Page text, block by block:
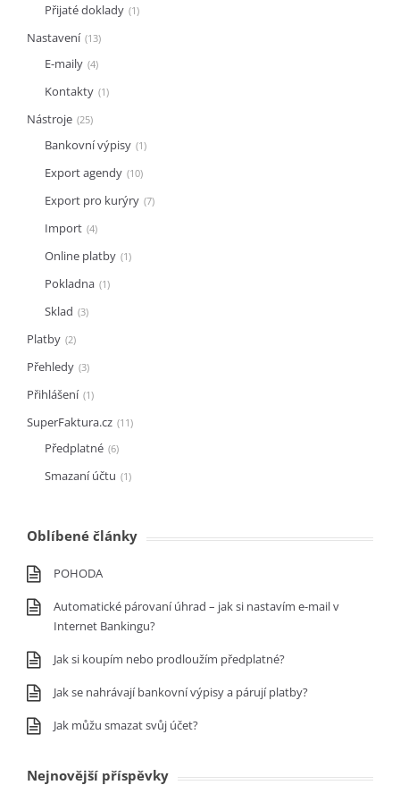
Přijaté doklady 1
Nastavení 13
E-maily 4
Kontakty 1
Nástroje 25
Bankovní výpisy 1
Export agendy 10
Export pro kurýry 7
Import 4
Online platby 1
Pokladna 1
Sklad 3
Platby 2
Přehledy 3
Přihlášení 1
SuperFaktura.cz 11
Předplatné 6
Smazaní účtu 1
Oblíbené články
POHODA
Automatické párovaní úhrad – jak si nastavím e-mail v
Internet Bankingu?
Jak si koupím nebo prodloužím předplatné?
Jak se nahrávají bankovní výpisy a párují platby?
Jak můžu smazat svůj účet?
Nejnovější příspěvky